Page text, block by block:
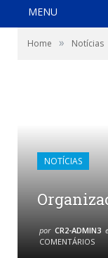
MENU
Home » Notícias
NOTÍCIAS
por CR2-ADMIN3
COMENTÁRIOS